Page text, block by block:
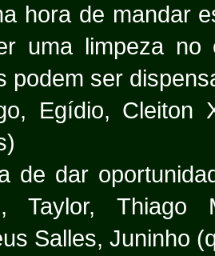
hora de mandar
uma limpeza no
podem ser
Egídio, Cleiton
de dar
Taylor, Thiago
Salles, Juninho